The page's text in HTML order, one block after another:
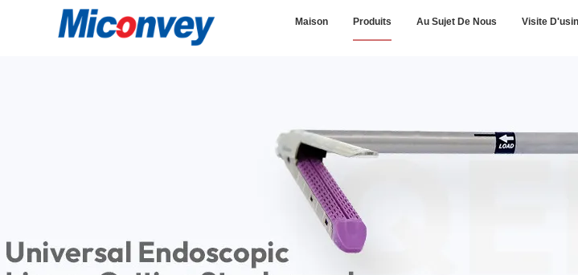
Maison Produits Au Sujet De Nous Visite